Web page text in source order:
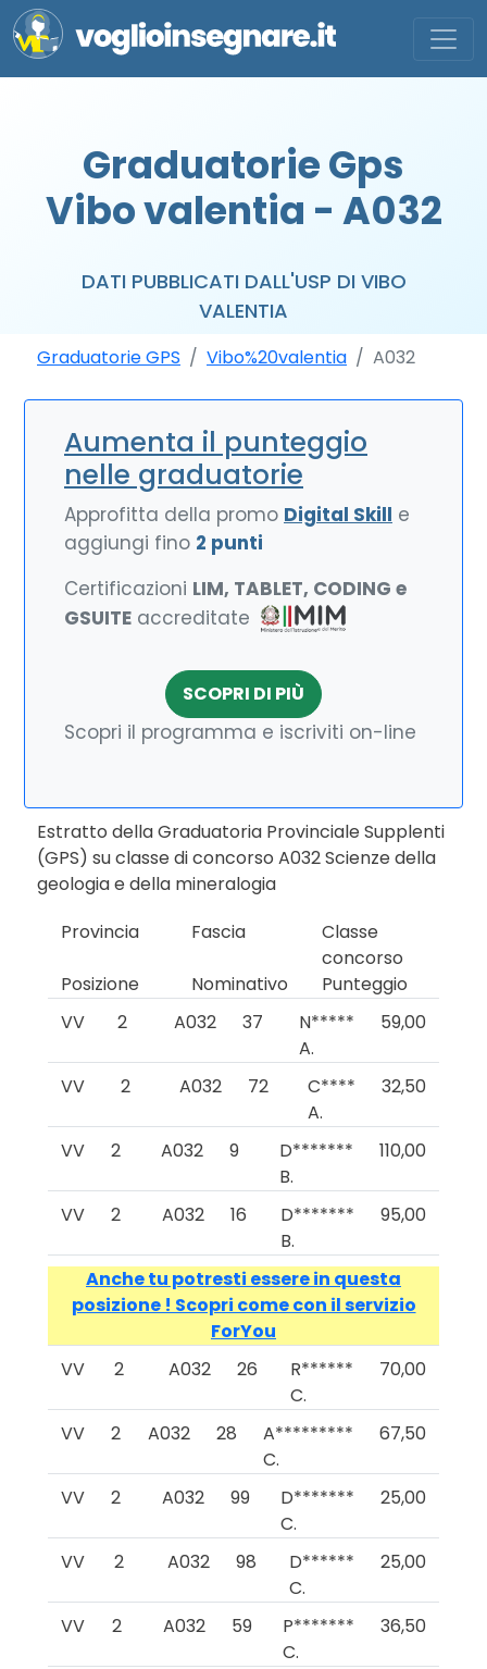
Graduatorie Gps
Vibo valentia - A032
DATI PUBBLICATI DALL'USP DI VIBO
VALENTIA
Graduatorie GPS Vibo%20valentia A032
Aumenta il punteggio
nelle graduatorie
Approfitta della promo Digital Skill e
aggiungi fino 2 punti
Certificazioni LIM, TABLET, CODING e
GSUITE accreditate
SCOPRI DI PIÙ
Scopri il programma e iscriviti on-line
Estratto della Graduatoria Provinciale Supplenti
(GPS) su classe di concorso A032 Scienze della
geologia e della mineralogia
Provincia
Fascia
Classe
concorso
Posizione
Nominativo
Punteggio
VV
2 A032 37
N*****
A.
59,00
VV 2 A032 72
C****
A.
32,50
VV 2 A032 9
D*******
B.
110,00
VV 2 A032 16
D*******
B.
95,00
Anche tu potresti essere in questa
posizione ! Scopri come con il servizio
ForYou
VV
2 A032 26
R******
C.
70,00
VV 2 A032 28
A*********
C.
67,50
VV 2 A032 99
D*******
C.
25,00
VV 2 A032 98
D******
C.
25,00
VV 2 A032 59
P*******
C.
36,50